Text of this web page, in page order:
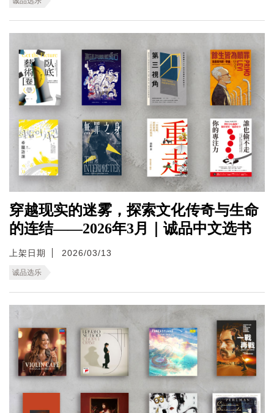
穿越现实的迷雾，探索文化传奇与生命
的连结——2026年3月｜诚品中文选书
上架日期 2026/03/13
诚品选乐